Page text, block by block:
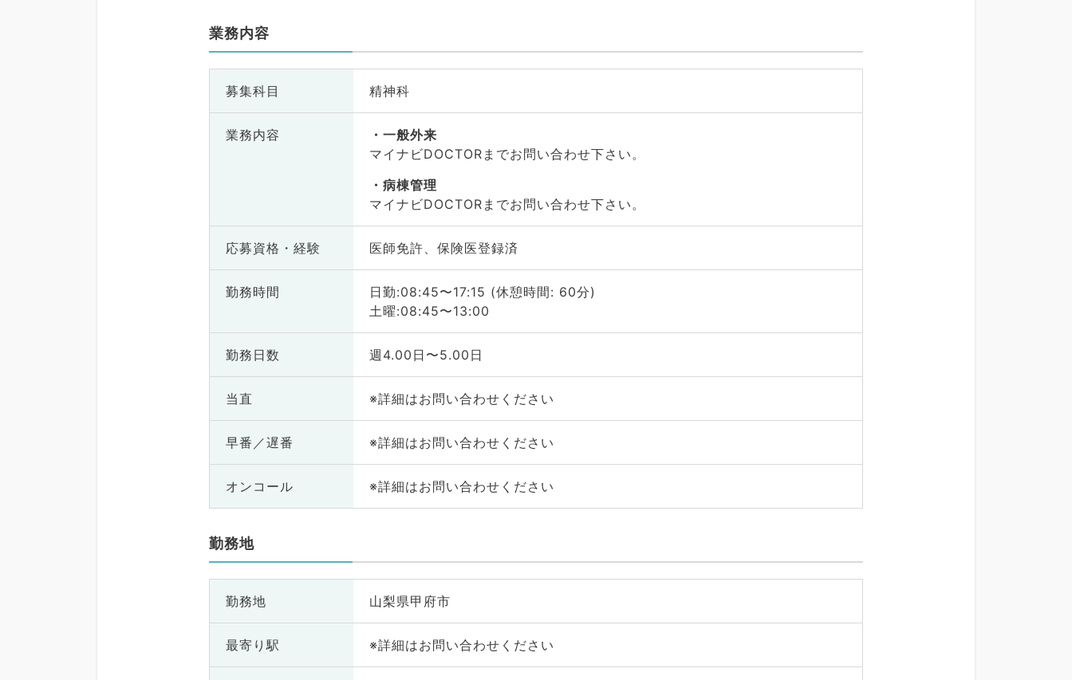
業務内容
募集科目 精神科
業務内容
一般外来
マイナビDOCTORまでお問い合わせ下さい。
病棟管理
マイナビDOCTORまでお問い合わせ下さい。
応募資格・ 経験 医師免許、保険医登録済
勤務時間
日勤:08:45〜17:15 (休憩時間: 60分)
土曜:08:45〜13:00
勤務日数 週4.00日〜5.00日
当直 ※詳細はお問い合わせください
早番／遅番 ※詳細はお問い合わせください
オンコール ※詳細はお問い合わせください
勤務地
勤務地 山梨県甲府市
最寄り駅 ※詳細はお問い合わせください